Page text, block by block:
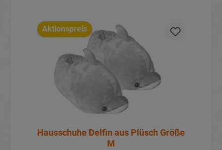
Aktionspreis
Hausschuhe Delfin aus Plüsch Größe
M